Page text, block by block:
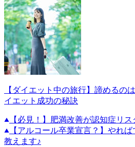
【ダイエット中の旅行】諦めるの
イエット成功の秘訣
【必見！】肥満改善が認知症リ
【アルコール卒業宣言？】やれ
教えます♪